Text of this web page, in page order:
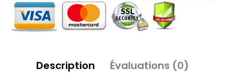
Description Évaluations (0)